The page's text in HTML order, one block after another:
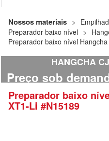
Nossos materiais
Preparador baixo nível
Preparador baixo nível
HANGCHA
Preço sob
Preparador baixo
XT1-Li #N15189